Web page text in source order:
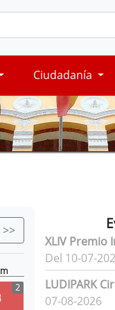
Ciudadanía
>>
2
XLIV Premio
Del 10-07-
LUDIPARK
07-08-2026